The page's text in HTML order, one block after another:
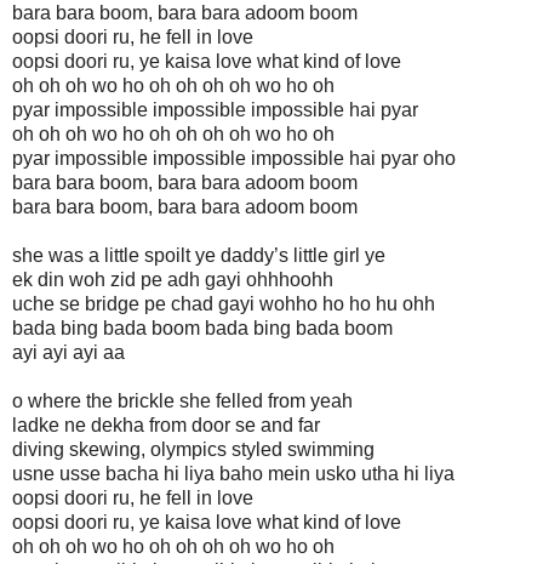
bara bara boom, bara bara adoom boom
oopsi doori ru, he fell in love
oopsi doori ru, ye kaisa love what kind of love
oh oh oh wo ho oh oh oh oh wo ho oh
pyar impossible impossible impossible hai pyar
oh oh oh wo ho oh oh oh oh wo ho oh
pyar impossible impossible impossible hai pyar oho
bara bara boom, bara bara adoom boom
bara bara boom, bara bara adoom boom
she was a little spoilt ye daddy’s little girl ye
ek din woh zid pe adh gayi ohhhoohh
uche se bridge pe chad gayi wohho ho ho hu ohh
bada bing bada boom bada bing bada boom
ayi ayi ayi aa
o where the brickle she felled from yeah
ladke ne dekha from door se and far
diving skewing, olympics styled swimming
usne usse bacha hi liya baho mein usko utha hi liya
oopsi doori ru, he fell in love
oopsi doori ru, ye kaisa love what kind of love
oh oh oh wo ho oh oh oh oh wo ho oh